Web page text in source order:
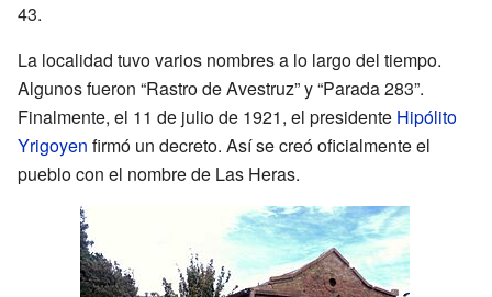
43.
La localidad tuvo varios nombres a lo largo del tiempo.
Algunos fueron “Rastro de Avestruz” y “Parada 283”.
Finalmente, el 11 de julio de 1921, el presidente Hipólito
Yrigoyen firmó un decreto. Así se creó oficialmente el
pueblo con el nombre de Las Heras.